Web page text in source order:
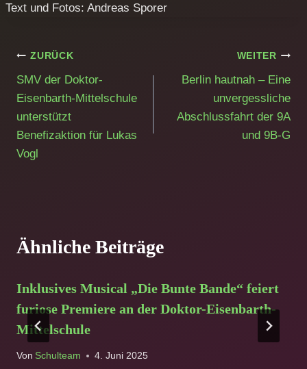
Text und Fotos: Andreas Sporer
Beitragsnavigation
ZURÜCK
SMV der Doktor-
Eisenbarth-Mittelschule
unterstützt
Benefizaktion für Lukas
Vogl
WEITER
Berlin hautnah – Eine
unvergessliche
Abschlussfahrt der 9A
und 9B-G
Ähnliche Beiträge
Inklusives Musical „Die Bunte Bande“ feiert
furiose Premiere an der Doktor-Eisenbarth-
Mittelschule
Von Schulteam 4. Juni 2025